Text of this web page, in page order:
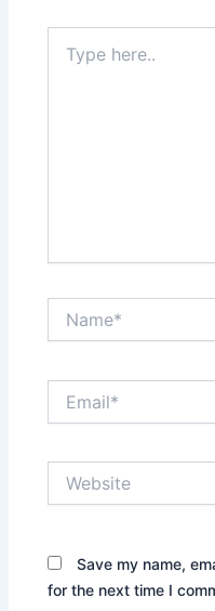
here..
Save my name,
for the next time I